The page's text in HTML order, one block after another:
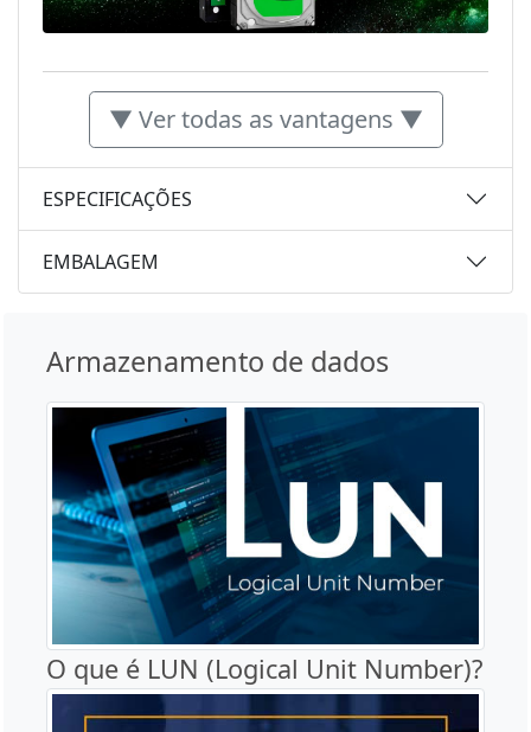
▼ Ver todas as vantagens ▼
ESPECIFICAÇÕES
EMBALAGEM
Armazenamento de dados
O que é LUN (Logical Unit Number)?